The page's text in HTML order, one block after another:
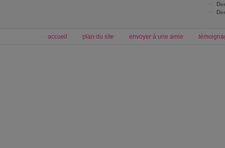
accueil plan du site envoyer à une amie